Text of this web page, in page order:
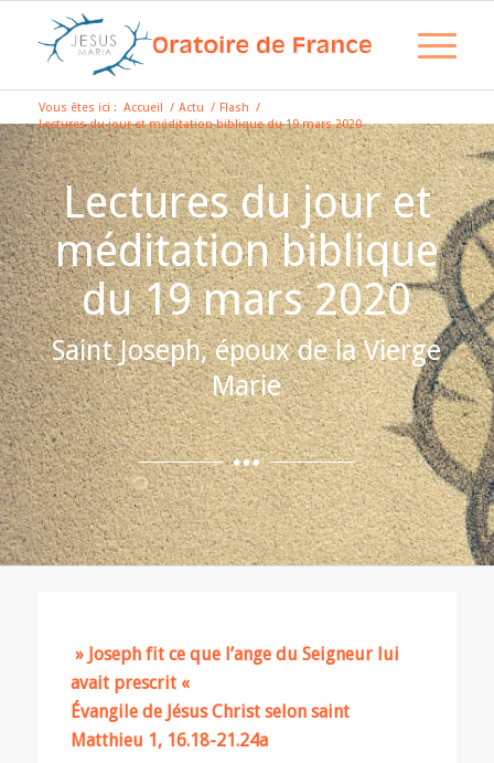
Vous êtes ici : Accueil / Actu / Flash /
Lectures du jour et méditation biblique du 19 mars 2020
Lectures du jour et
méditation biblique
du 19 mars 2020
Saint Joseph, époux de la Vierge
Marie
» Joseph fit ce que l’ange du Seigneur lui
avait prescrit «
Évangile de Jésus Christ selon saint
Matthieu 1, 16.18-21.24a